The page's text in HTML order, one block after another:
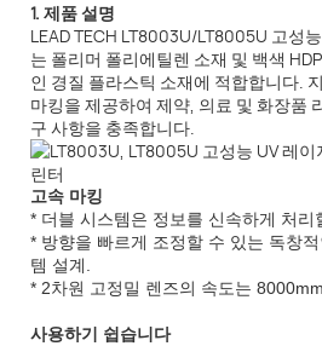
1. 제품 설명
LEAD TECH LT8003U/LT8005U 고성
는 폴리머 폴리에틸렌 소재 및 백색
인 경질 플라스틱 소재에 적합합니다.
마킹을 제공하여 제약, 의료 및 화장품
구 사항을 충족합니다.
고속 마킹
* 더블 시스템은 정보를 신속하게 처리
* 방향을 빠르게 조정할 수 있는 독창
템 설계.
* 2차원 고정밀 렌즈의 속도는
사용하기 쉽습니다